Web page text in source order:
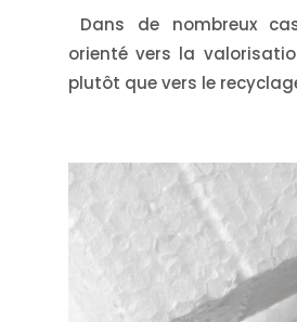
Dans de nombreux
orienté vers la
plutôt que vers le